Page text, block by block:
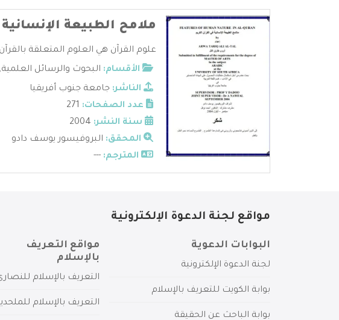
ملامح الطبيعة
علوم القرآن هي العلوم المتعلقة
الأقسام: البحوث والرسائل العلمية,
الناشر: جامعة جنوب أفريقيا
عدد الصفحات:
سنة النشر:
المحقق: البروفيسور يوسف دادو
المترجم: ---
مواقع لجنة الدعوة الإلكترونية
البوابات الدعوية
لجنة الدعوة الإلكترونية
بوابة الكويت للتعريف بالإسلام
بوابة الباحث عن الحقيقة
مواقع التعريف
بالإسلام
التعريف بالإسلام
التعريف بالإسلام